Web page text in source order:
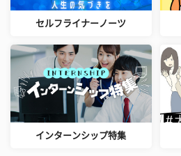
セルフライナーノーツ
インターンシップ特集